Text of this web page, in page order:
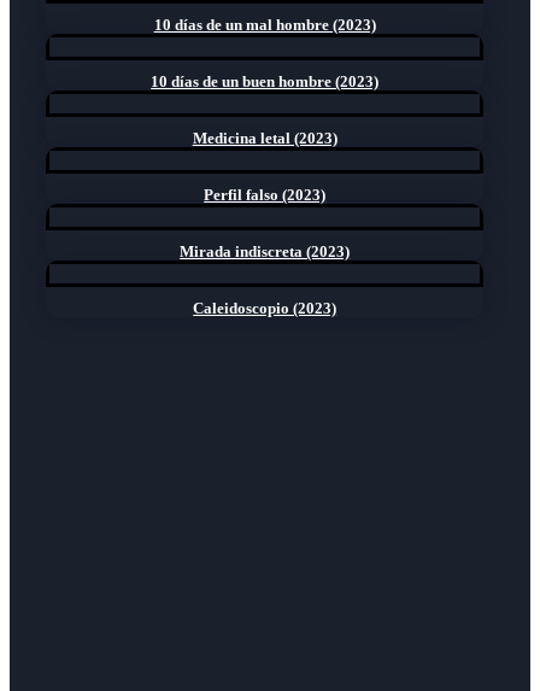
10 días de un mal hombre (2023)
10 días de un buen hombre (2023)
Medicina letal (2023)
Perfil falso (2023)
Mirada indiscreta (2023)
Caleidoscopio (2023)